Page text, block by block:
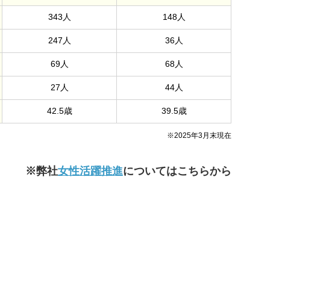
343人 148人
247人 36人
69人 68人
27人 44人
42.5歳 39.5歳
※2025年3月末現在
※弊社女性活躍推進についてはこちらから